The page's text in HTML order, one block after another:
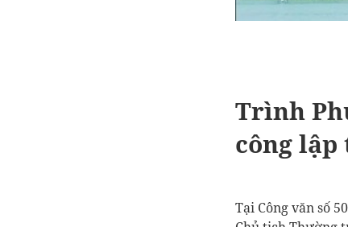
Trình
công lập
Tại Công văn số